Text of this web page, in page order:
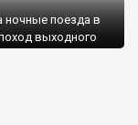
ночные поезда в
выходного